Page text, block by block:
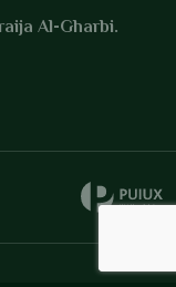
Al-Gharbi.